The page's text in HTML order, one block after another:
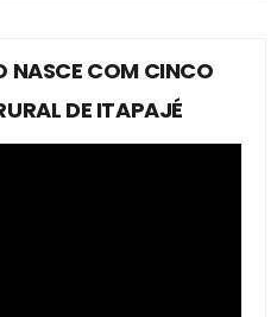
NASCE COM CINCO
DE ITAPAJÉ